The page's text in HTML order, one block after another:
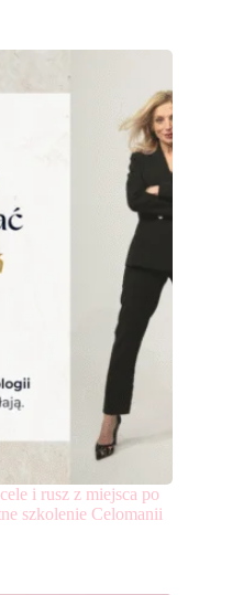
i rusz z miejsca po
szkolenie Celomanii